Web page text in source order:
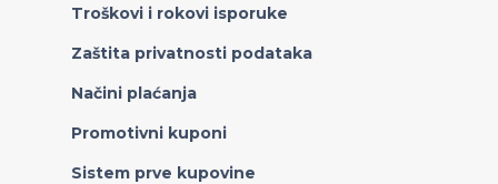
Troškovi i rokovi isporuke
Zaštita privatnosti podataka
Načini plaćanja
Promotivni kuponi
Sistem prve kupovine